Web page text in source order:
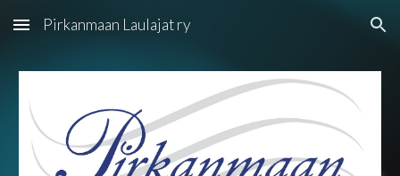
Skip to main content Skip to navigation
Pirkanmaan Laulajat ry